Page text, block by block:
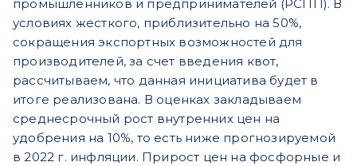
промышленников и предпринимателей (РСПП). В
условиях жесткого, приблизительно на 50%,
сокращения экспортных возможностей для
производителей, за счет введения квот,
рассчитываем, что данная инициатива будет в
итоге реализована. В оценках закладываем
среднесрочный рост внутренних цен на
удобрения на 10%, то есть ниже прогнозируемой
в 2022 г. инфляции. Прирост цен на фосфорные и